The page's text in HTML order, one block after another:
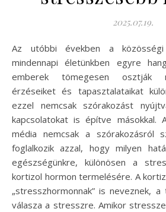
2025.07.19.
Az utóbbi években a közösségi média szerepe a
mindennapi életünkben egyre
emberek tömegesen osztják
érzéseiket és tapasztalataikat
ezzel nemcsak szórakozást
kapcsolatokat is építve másokkal.
média nemcsak a szórakozásról
foglalkozik azzal, hogy milyen
egészségünkre, különösen a
kortizol hormon termelésére. A
„stresszhormonnak” is neveznek,
válasza a stresszre. Amikor